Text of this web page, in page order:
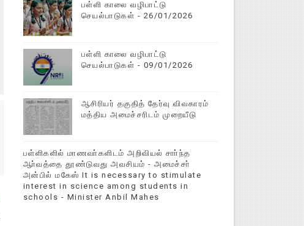
பள்ளி காலை வழிபாட்டு
செயல்பாடுகள் - 26/01/2026
பள்ளி காலை வழிபாட்டு
செயல்பாடுகள் - 09/01/2026
ஆசிரியர் தகுதித் தேர்வு விவகாரம்
மத்திய அமைச்சரிடம் முறையீடு
பள்ளிகளில் மாணவா்களிடம் அறிவியல் சாா்ந்த
ஆா்வத்தை தூண்டுவது அவசியம் - அமைச்சா்
அன்பில் மகேஸ் It is necessary to stimulate
interest in science among students in
schools - Minister Anbil Mahes